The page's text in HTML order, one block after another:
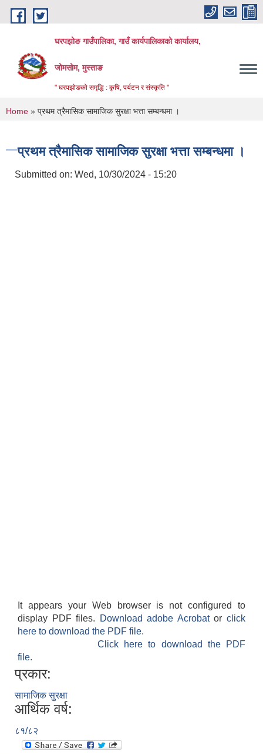
Skip to main content
घरपझोङ गाउँपालिका, गाउँ कार्यपालिकाको कार्यालय,
जोमसोम, मुस्ताङ
" घरपझोङको समृद्धि : कृषि, पर्यटन र संस्कृति "
You are here
Home » प्रथम त्रैमासिक सामाजिक सुरक्षा भत्ता सम्बन्धमा ।
प्रथम त्रैमासिक सामाजिक सुरक्षा भत्ता सम्बन्धमा ।
Submitted on: Wed, 10/30/2024 - 15:20
It appears your Web browser is not configured to
display PDF files.
Download adobe Acrobatorclick
here to download the PDF file.
Click here to download the PDF
file.
प्रकार:
सामाजिक सुरक्षा
आर्थिक वर्ष:
८१/८२